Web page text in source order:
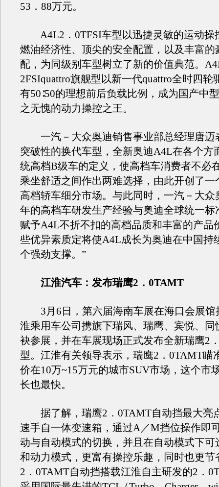
53．88万元。
A4L2．0TFSI车型以迅捷灵敏的运动操
燃油经济性、顶尖的安全配置，以及丰富的
配，为同级别车型树立了新的价值典范。
2FSIquattro旗舰型以新一代quattro全时四轮
有50∶50的理想前后负载比例，成为国产中
之无愧的动力操控之王。
一汽－大众奥迪销售事业部总经理唐迈
突破性的换代车型，全新奥迪A4L在各个方
统高档B级车的定义，使高档车消费者不必
乘坐舒适之间作出两难选择，由此开创了一
高档轿车细分市场。与此同时，一汽－大众
年的高档车研发生产经验与奥迪全球统一标
赋予A4L不折不扣的高档品质和丰富的产品
些优异素质定将使A4L成长为奥迪在中国持
个强劲支撑。”
江淮汽车：发布瑞鹰2．0TAMT
3月6日，第六届海南车展在海口会展馆
淮乘用车公司携旗下瑞风、瑞鹰、宾悦、同
袂参展，并在车展现场正式发布全新瑞鹰2
型。江淮有关领导表示，瑞鹰2．0TAMT瞄
价在10万~15万元的城市SUV市场，这个市
长也最快。
据了解，瑞鹰2．0TAMT自动挡最大亮
速手自一体变速箱，通过A／M挡位操作即
动与自动模式的切换，并且在自动模式下可
和动力模式，更富有操控乐趣，同时也更节
2．0TAMT自动挡搭载江淮自主研发的2．